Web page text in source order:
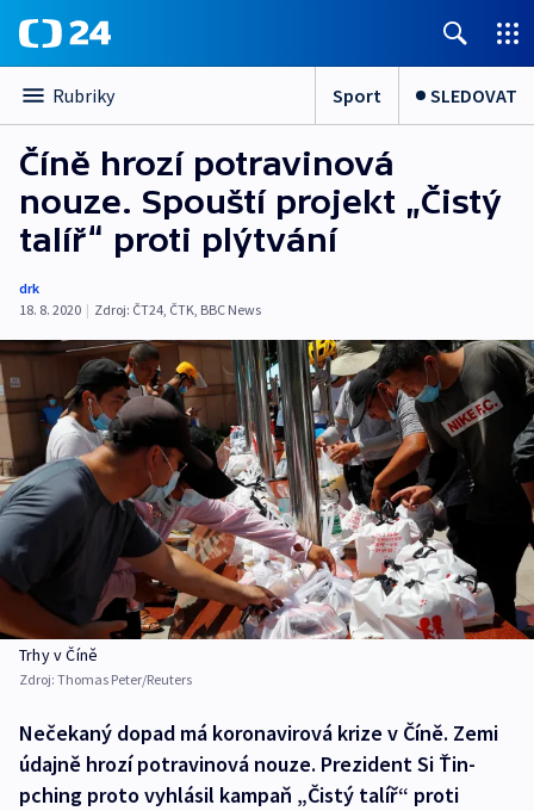
Rubriky Sport SLEDOVAT
Číně hrozí potravinová
nouze. Spouští projekt „Čistý
talíř“ proti plýtvání
drk
18. 8. 2020 | Zdroj: ČT24, ČTK, BBC News
Trhy v Číně
Zdroj: Thomas Peter/Reuters
Nečekaný dopad má koronavirová krize v Číně. Zemi
údajně hrozí potravinová nouze. Prezident Si Ťin-
pching proto vyhlásil kampaň „Čistý talíř“ proti